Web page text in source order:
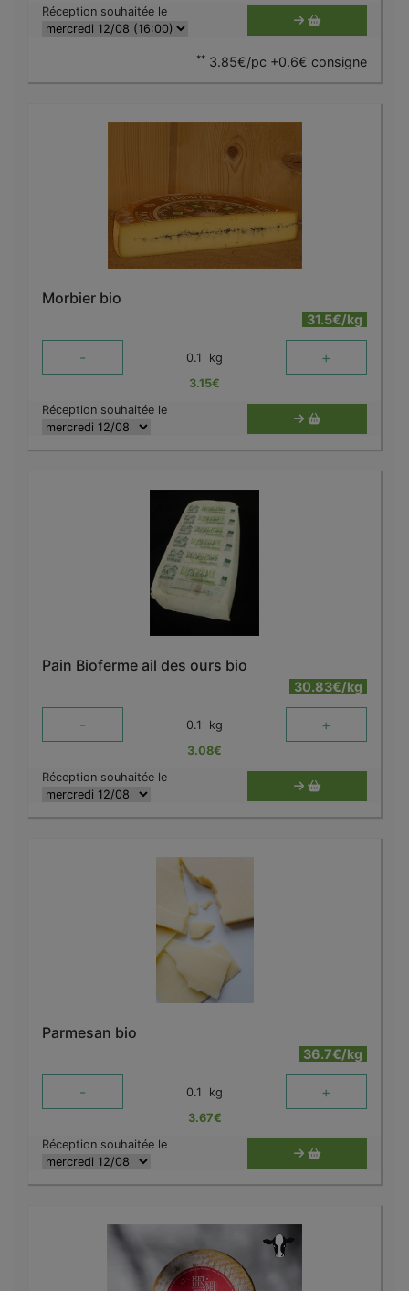
Réception souhaitée le
** 3.85€/pc +0.6€ consigne
Morbier bio
31.5€/kg
- 0.1 kg +
3.15€
Réception souhaitée le
Pain Bioferme ail des ours bio
30.83€/kg
- 0.1 kg +
3.08€
Réception souhaitée le
Parmesan bio
36.7€/kg
- 0.1 kg +
3.67€
Réception souhaitée le